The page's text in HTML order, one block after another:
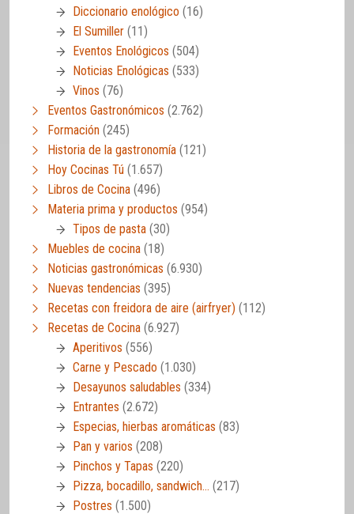
Diccionario enológico (16)
El Sumiller (11)
Eventos Enológicos (504)
Noticias Enológicas (533)
Vinos (76)
Eventos Gastronómicos (2.762)
Formación (245)
Historia de la gastronomía (121)
Hoy Cocinas Tú (1.657)
Libros de Cocina (496)
Materia prima y productos (954)
Tipos de pasta (30)
Muebles de cocina (18)
Noticias gastronómicas (6.930)
Nuevas tendencias (395)
Recetas con freidora de aire (airfryer) (112)
Recetas de Cocina (6.927)
Aperitivos (556)
Carne y Pescado (1.030)
Desayunos saludables (334)
Entrantes (2.672)
Especias, hierbas aromáticas (83)
Pan y varios (208)
Pinchos y Tapas (220)
Pizza, bocadillo, sandwich… (217)
Postres (1.500)